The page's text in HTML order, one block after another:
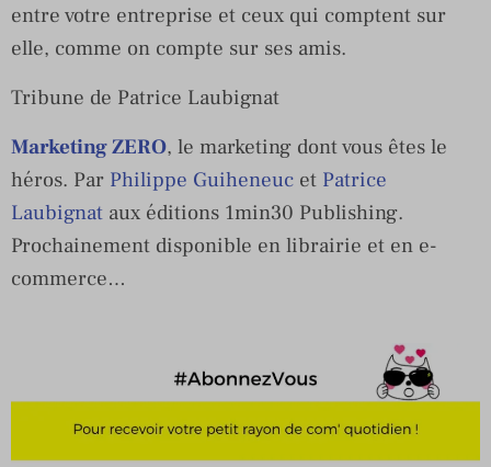
entre votre entreprise et ceux qui comptent sur
elle, comme on compte sur ses amis.
Tribune de Patrice Laubignat
Marketing ZERO, le marketing dont vous êtes le
héros. Par Philippe Guiheneuc et Patrice
Laubignat aux éditions 1min30 Publishing.
Prochainement disponible en librairie et en e-
commerce…